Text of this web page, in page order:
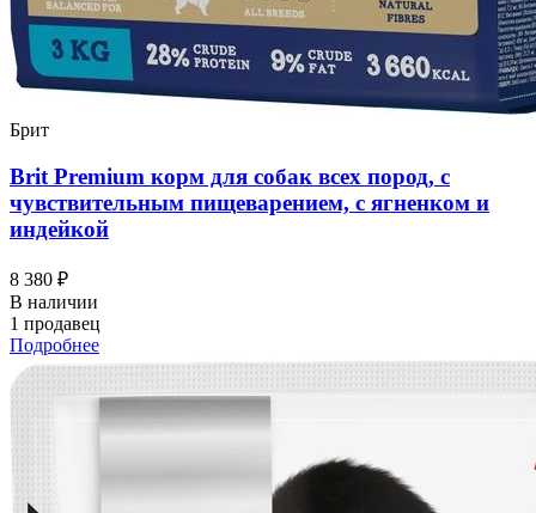
Брит
Brit Premium корм для собак всех пород, с
чувствительным пищеварением, с ягненком и
индейкой
8 380 ₽
В наличии
1 продавец
Подробнее